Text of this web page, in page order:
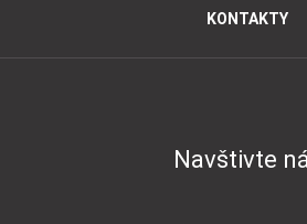
KONTAKTY
Navštivte